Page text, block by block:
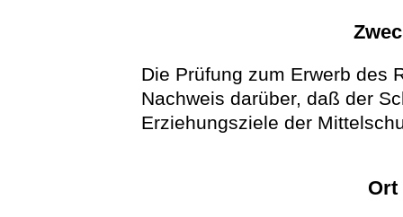
Die Prüfung zum Erwerb des
Nachweis darüber, daß der
Erziehungsziele der
Ort